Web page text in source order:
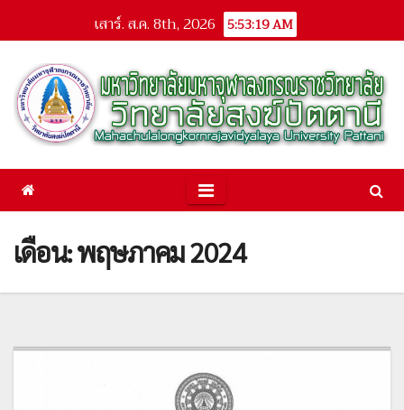
เสาร์. ส.ค. 8th, 2026 5:53:19 AM
เดือน: พฤษภาคม 2024